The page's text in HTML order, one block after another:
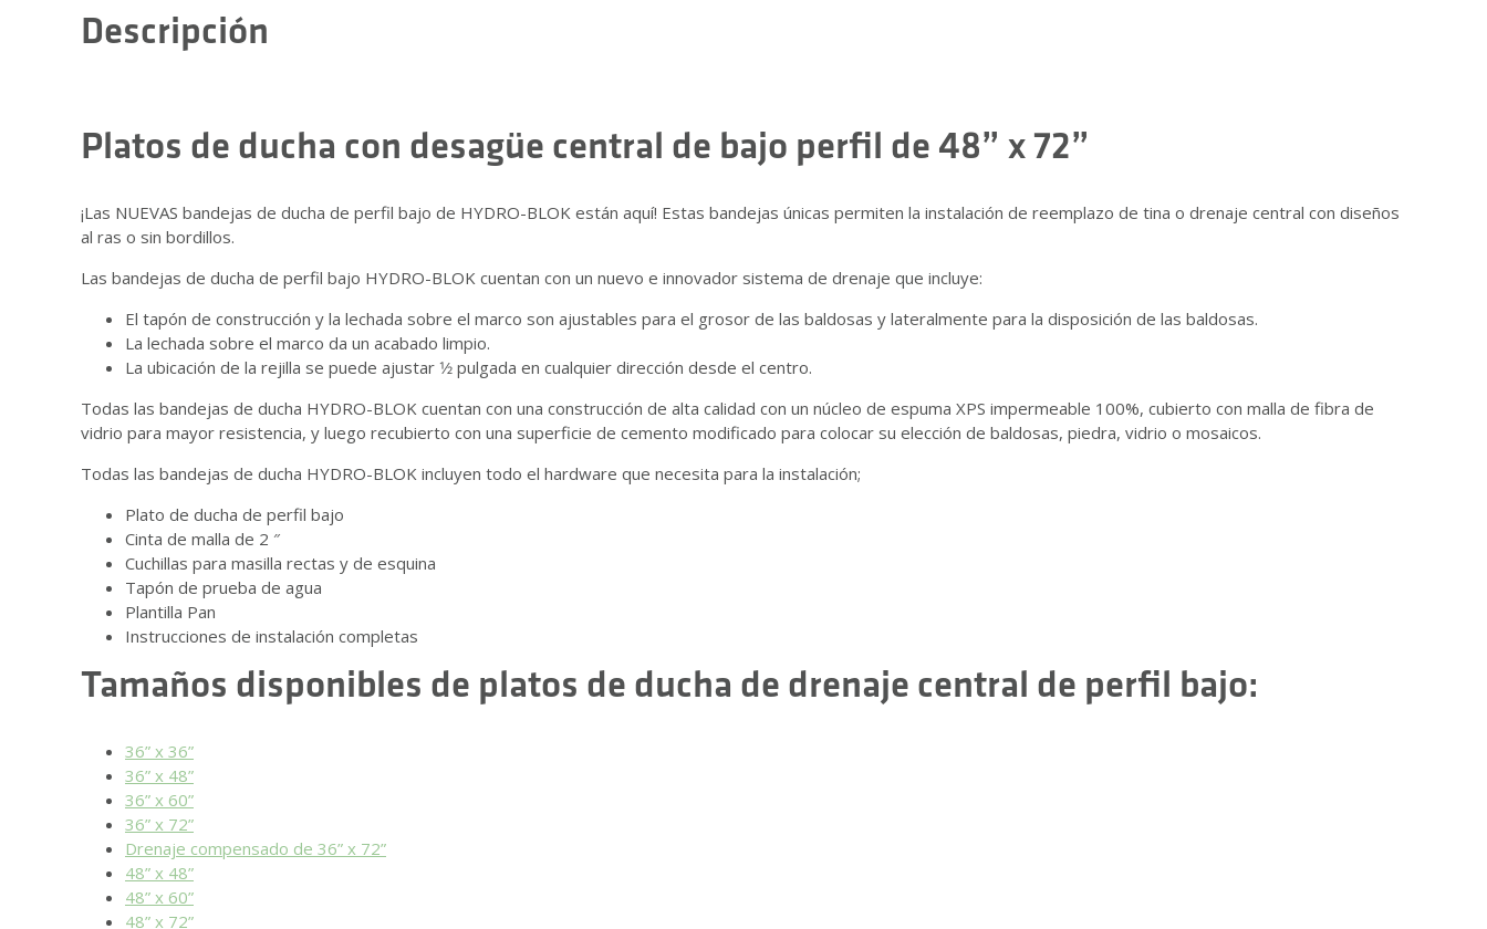
Descripción
Platos de ducha con desagüe central de bajo perfil de 48” x 72”
¡Las NUEVAS bandejas de ducha de perfil bajo de HYDRO-BLOK están aquí! Estas bandejas únicas permiten la instalación de reemplazo de tina o drenaje central con diseños
al ras o sin bordillos.
Las bandejas de ducha de perfil bajo HYDRO-BLOK cuentan con un nuevo e innovador sistema de drenaje que incluye:
El tapón de construcción y la lechada sobre el marco son ajustables para el grosor de las baldosas y lateralmente para la disposición de las baldosas.
La lechada sobre el marco da un acabado limpio.
La ubicación de la rejilla se puede ajustar 1⁄2 pulgada en cualquier dirección desde el centro.
Todas las bandejas de ducha HYDRO-BLOK cuentan con una construcción de alta calidad con un núcleo de espuma XPS impermeable 100%, cubierto con malla de fibra de
vidrio para mayor resistencia, y luego recubierto con una superficie de cemento modificado para colocar su elección de baldosas, piedra, vidrio o mosaicos.
Todas las bandejas de ducha HYDRO-BLOK incluyen todo el hardware que necesita para la instalación;
Plato de ducha de perfil bajo
Cinta de malla de 2 ″
Cuchillas para masilla rectas y de esquina
Tapón de prueba de agua
Plantilla Pan
Instrucciones de instalación completas
Tamaños disponibles de platos de ducha de drenaje central de perfil bajo:
36” x 36”
36” x 48”
36” x 60”
36” x 72”
Drenaje compensado de 36” x 72”
48” x 48”
48” x 60”
48” x 72”